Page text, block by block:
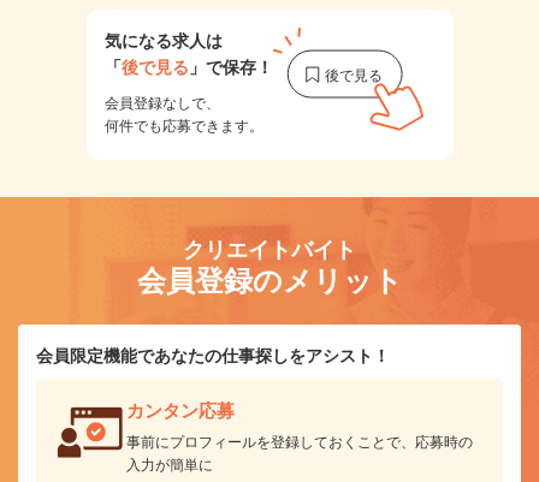
気になる求人は
「後で見る 」で保存！
会員登録なしで、
何件でも応募できます。
クリエイトバイト
会員登録のメリット
会員限定機能であなたの仕事探しをアシスト！
カンタン応募
事前にプロフィールを登録しておくことで、応募時の
入力が簡単に